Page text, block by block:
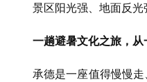
景区阳光强、地面反光
一趟避暑文化之旅，
承德是一座值得慢慢走